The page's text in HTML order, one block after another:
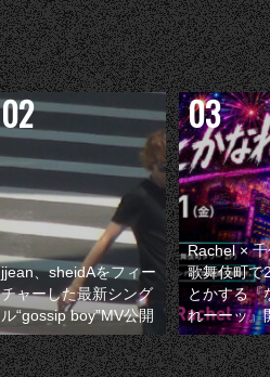
jjean、sheidAをフィー
チャーした最新シング
ル“gossip boy”MV公開
Rachel ×
歌舞伎町で
とかする『
れーーッ』